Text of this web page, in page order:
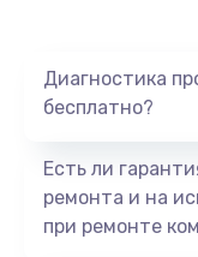
Диагностика
бесплатно?
Есть ли
ремонта и на
при ремонте